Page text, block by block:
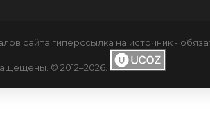
сайта гиперссылка на источник -
© 2012–2026